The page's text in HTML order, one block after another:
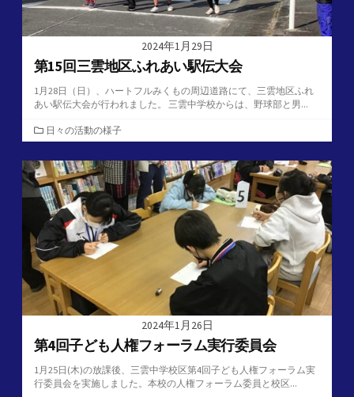
2024年1月29日
第15回三雲地区ふれあい駅伝大会
1月28日（日）、ハートフルみくもの周辺道路にて、三雲地区ふれ
あい駅伝大会が行われました。 三雲中学校からは、野球部と男...
カ
テ
ゴ
リ
ー
日々の活動の様子
2024年1月26日
第4回子ども人権フォーラム実行委員会
1月25日(木)の放課後、三雲中学校区第4回子ども人権フォーラム実
行委員会を実施しました。本校の人権フォーラム委員と校区...